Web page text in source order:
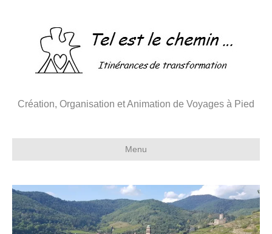
Création, Organisation et Animation de Voyages à Pied
Menu